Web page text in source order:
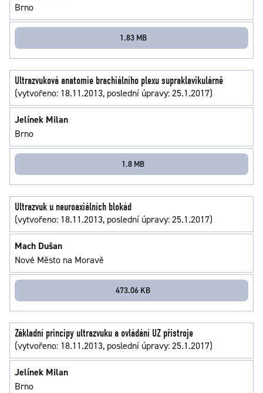
Brno
1.83 MB
Ultrazvuková anatomie brachiálního plexu supraklavikulárně
(vytvořeno: 18.11.2013, poslední úpravy: 25.1.2017)
Jelínek Milan
Brno
1.8 MB
Ultrazvuk u neuroaxiálních blokád
(vytvořeno: 18.11.2013, poslední úpravy: 25.1.2017)
Mach Dušan
Nové Město na Moravě
473.06 KB
Základní principy ultrazvuku a ovládání UZ přístroje
(vytvořeno: 18.11.2013, poslední úpravy: 25.1.2017)
Jelínek Milan
Brno